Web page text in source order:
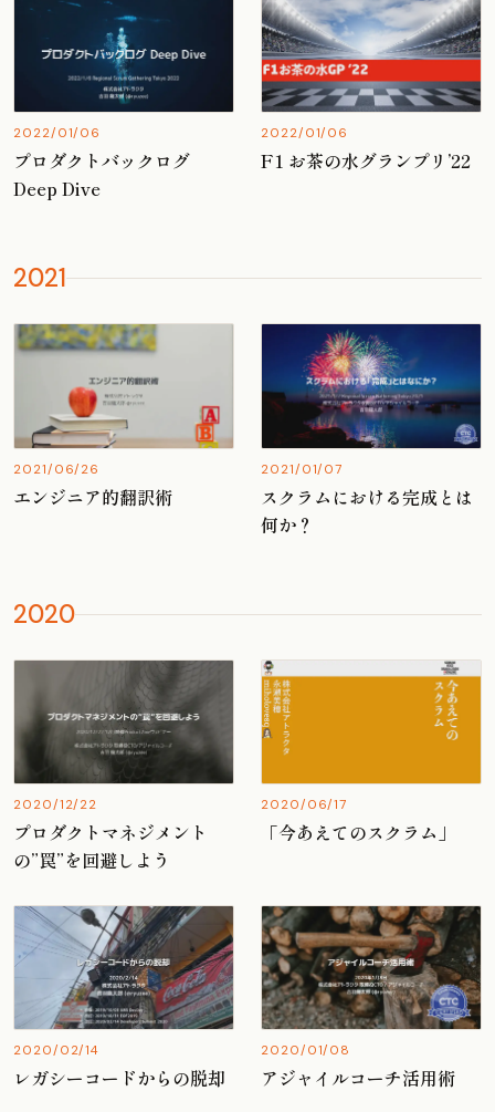
2022/01/06
プロダクトバックログ
Deep Dive
2022/01/06
F1 お茶の水グランプリ’22
2021
2021/06/26
エンジニア的翻訳術
2021/01/07
スクラムにおける完成とは
何か？
2020
2020/12/22
プロダクトマネジメント
の”罠”を回避しよう
2020/06/17
「今あえてのスクラム」
2020/02/14
レガシーコードからの脱却
2020/01/08
アジャイルコーチ活用術